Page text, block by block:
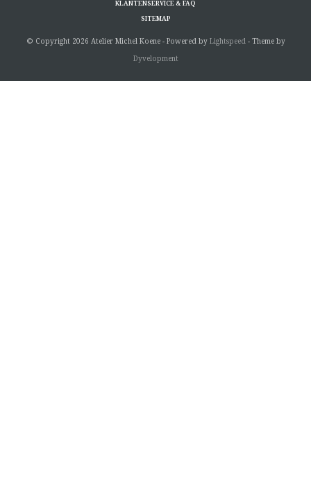
KLANTENSERVICE & FAQ
SITEMAP
© Copyright 2026 Atelier Michel Koene - Powered by Lightspeed - Theme by
Dyvelopment